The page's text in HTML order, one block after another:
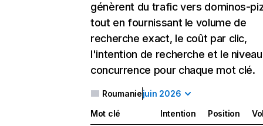
génèrent du trafic vers dominos-
tout en fournissant le volume de
recherche exact, le coût par clic,
l'intention de recherche et le
concurrence pour chaque mot clé.
Roumaniejuin 2026
Mot clé Intention Position